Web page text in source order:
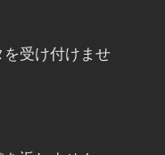
受け付けませ